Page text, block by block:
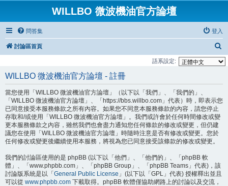
WILLBO 微波機油官方論壇
問答集 登入
討論區首頁
尋
語系設定:
WILLBO 微波機油官方論壇 - 註冊
當您使用「WILLBO 微波機油官方論壇」（以下以「我們」、「我們的」、
「WILLBO 微波機油官方論壇」、「https://bbs.willbo.com」代表）時，即表示您
已同意接受本服務條款之所有內容。如果您不同意本服務條款的內容，請您停止
存取和/或使用「WILLBO 微波機油官方論壇」。我們或許會於任何時間修改或變
更本服務條款之內容，雖然我們也會盡力通知您任何條款的修改或變更，但仍建
議您在使用「WILLBO 微波機油官方論壇」時隨時注意是否有修改或變更。您於
任何修改或變更後繼續使用本服務，將視為您已同意接受該條款的修改或變更。
我們的討論區使用的是 phpBB (以下以「他們」、「他們的」、「phpBB 軟
體」、「www.phpbb.com」、「phpBB Group」、「phpBB Teams」代表)，該
討論版系統是以「 General Public License 」(以下以「GPL」代表) 授權釋出並且
可以從 www.phpbb.com 下載取得。phpBB 軟體僅協助網路上的討論以及交流，